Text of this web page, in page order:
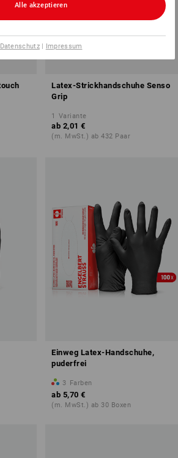
Latex-Strickhandschuhe Senso
Grip
1 Variante
ab 2,01 €
(m. MwSt.) ab 432 Paar
Einweg Latex-Handschuhe,
puderfrei
3 Farben
ab 5,70 €
(m. MwSt.) ab 30 Boxen
Alle akzeptieren
Datenschutz| Impressum